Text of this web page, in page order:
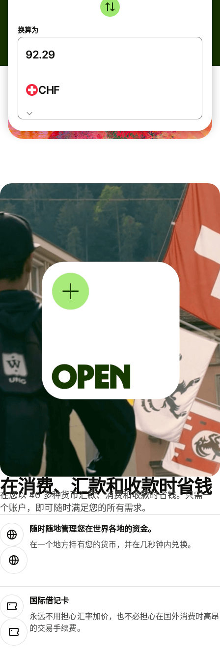
换算为
CHF
在消费、汇款和收款时省钱
在您以 40 多种货币汇款、消费和收款时省钱。只需一
个账户，即可随时满足您的所有需求。
随时随地管理您在世界各地的资金。
在一个地方持有您的货币，并在几秒钟内兑换。
国际借记卡
永远不用担心汇率加价，也不必担心在国外消费时高昂
的交易手续费。